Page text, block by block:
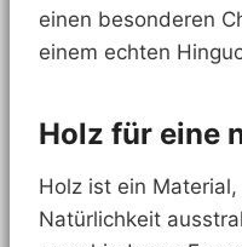
einen besonderen
einem echten
Holz für eine
Holz ist ein
Natürlichkeit